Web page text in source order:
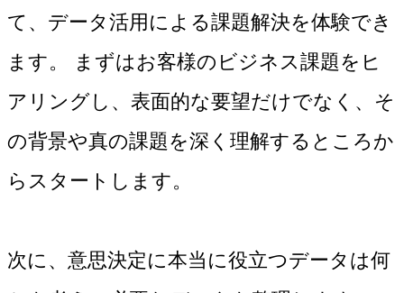
て、データ活用による課題解決を体験でき
ます。 まずはお客様のビジネス課題をヒ
アリングし、表面的な要望だけでなく、そ
の背景や真の課題を深く理解するところか
らスタートします。
次に、意思決定に本当に役立つデータは何